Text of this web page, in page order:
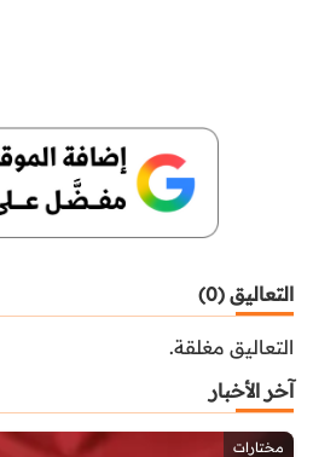
التعاليق (0)
التعاليق مغلقة.
آخر الأخبار
مختارات